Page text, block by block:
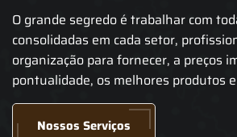
O grande segredo é trabalhar com
consolidadas em cada setor,
organização para fornecer, a preços
pontualidade, os melhores produtos
Nossos Serviços